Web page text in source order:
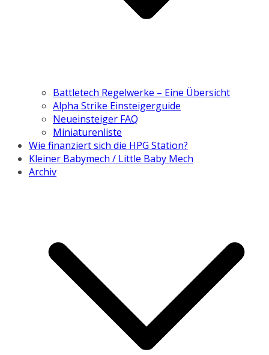
Battletech Regelwerke – Eine Übersicht
Alpha Strike Einsteigerguide
Neueinsteiger FAQ
Miniaturenliste
Wie finanziert sich die HPG Station?
Kleiner Babymech / Little Baby Mech
Archiv